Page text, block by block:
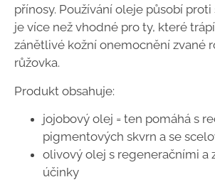
přínosy. Používání oleje působí
je více než vhodné pro ty, které
zánětlivé kožní onemocnění zvané
růžovka.
Produkt obsahuje:
jojobový olej = ten pomáhá s
pigmentových skvrn a se
olivový olej s regeneračními a
účinky